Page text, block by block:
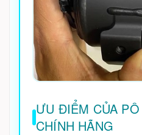
ƯU ĐIỂM CỦA
CHÍNH HÃNG